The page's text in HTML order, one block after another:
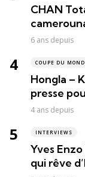
CHAN
6 ans depuis
COUPE DU
Hongla –
presse
4 ans depuis
INTERVIEWS
Yves
qui rêve